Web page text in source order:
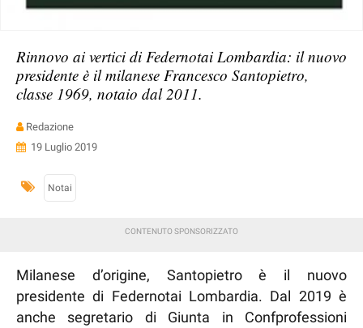
Rinnovo ai vertici di Federnotai Lombardia: il nuovo
presidente è il milanese Francesco Santopietro,
classe 1969, notaio dal 2011.
Redazione
19 Luglio 2019
Notai
Milanese d’origine, Santopietro è il nuovo
presidente di Federnotai Lombardia. Dal 2019 è
anche segretario di Giunta in Confprofessioni